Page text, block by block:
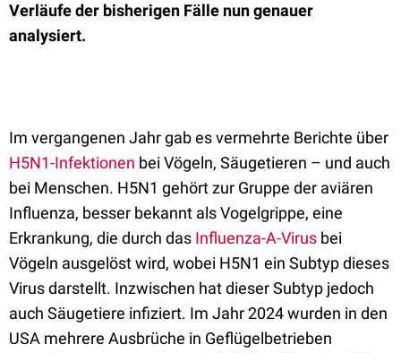
Verläufe der bisherigen Fälle nun genauer
analysiert.
Im vergangenen Jahr gab es vermehrte Berichte über
H5N1-Infektionen bei Vögeln, Säugetieren – und auch
bei Menschen. H5N1 gehört zur Gruppe der aviären
Influenza, besser bekannt als Vogelgrippe, eine
Erkrankung, die durch das Influenza-A-Virus bei
Vögeln ausgelöst wird, wobei H5N1 ein Subtyp dieses
Virus darstellt. Inzwischen hat dieser Subtyp jedoch
auch Säugetiere infiziert. Im Jahr 2024 wurden in den
USA mehrere Ausbrüche in Geflügelbetrieben